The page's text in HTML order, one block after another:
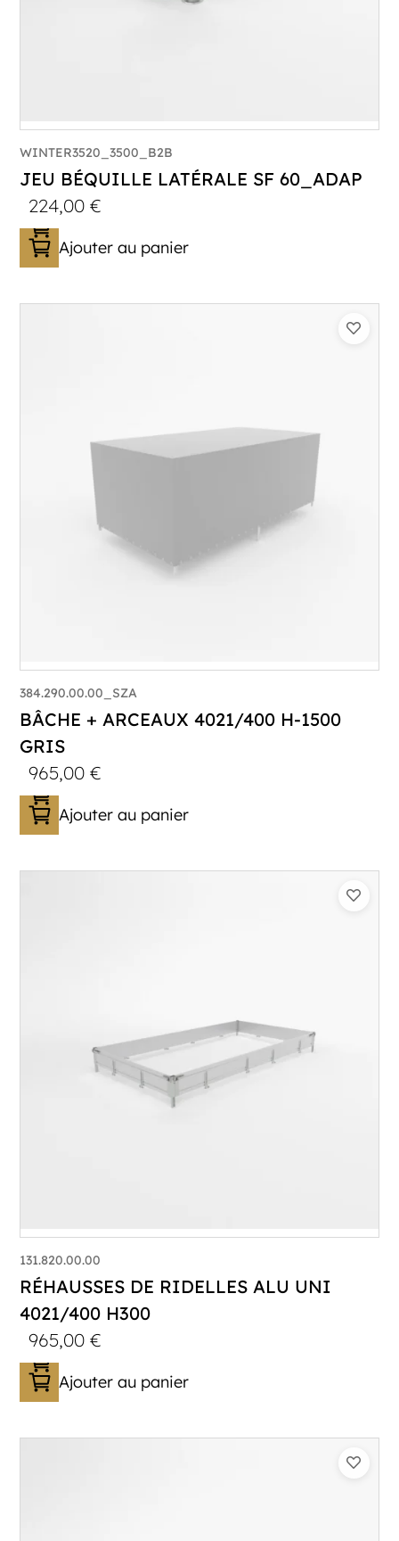
WINTER3520_3500_B2B
JEU BÉQUILLE LATÉRALE SF 60_ADAP
224,00€
Ajouter au panier
384.290.00.00_SZA
BÂCHE + ARCEAUX 4021/400 H-1500
GRIS
965,00€
Ajouter au panier
131.820.00.00
RÉHAUSSES DE RIDELLES ALU UNI
4021/400 H300
965,00€
Ajouter au panier